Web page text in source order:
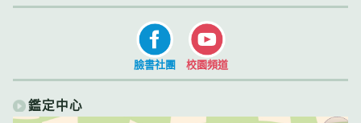
臉書社團 校園頻道
鑑定中心